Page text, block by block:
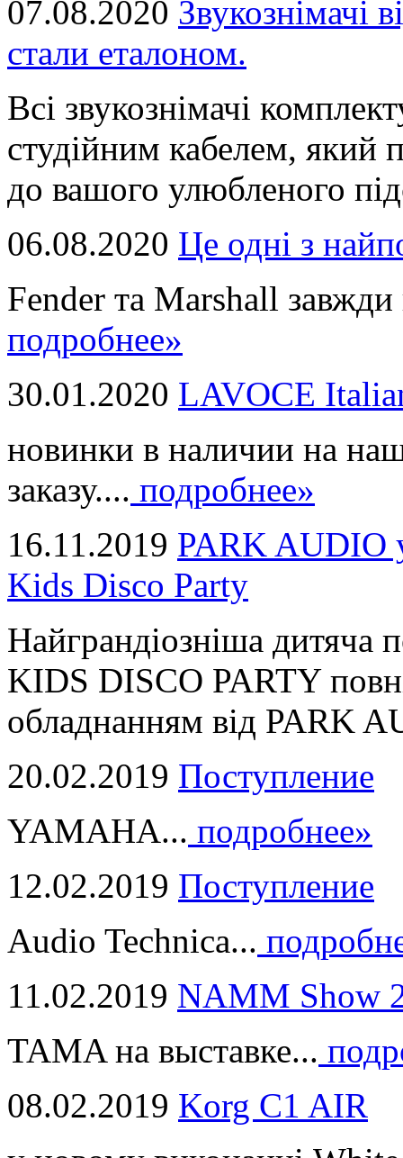
07.08.2020 Звукознімачі
стали еталоном.
Всі звукознімачі
студійним кабелем, який
до вашого улюбленого
06.08.2020 Це однi з
Fender та Marshall завжди
подробнее»
30.01.2020 LAVOCE
новинки в наличии на
заказу.... подробнее»
16.11.2019 PARK AUDIO
Kids Disco Party
Найграндіозніша дитяча
KIDS DISCO PARTY
обладнанням від PARK
20.02.2019 Поступление
YAMAHA... подробнее»
12.02.2019 Поступление
Audio Technica...
11.02.2019 NAMM Show
TAMA на выставке...
08.02.2019 Korg C1 AIR